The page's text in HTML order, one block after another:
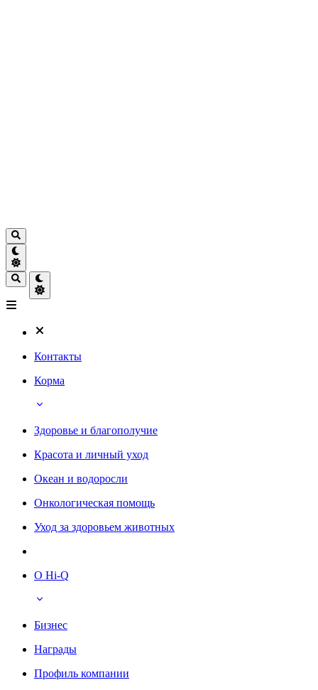
Контакты
Корма
Здоровье и благополучие
Красота и личный уход
Океан и водоросли
Онкологическая помощь
Уход за здоровьем животных
О Hi-Q
Бизнес
Награды
Профиль компании